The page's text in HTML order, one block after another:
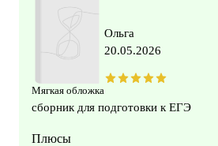
Мягкая обложка
Ольга
20.05.2026
сборник для подготовки к ЕГЭ
Плюсы